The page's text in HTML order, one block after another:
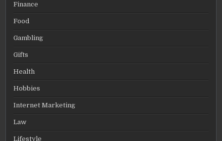
Finance
Food
Gambling
Gifts
Health
Hobbies
Internet Marketing
Law
Lifestyle